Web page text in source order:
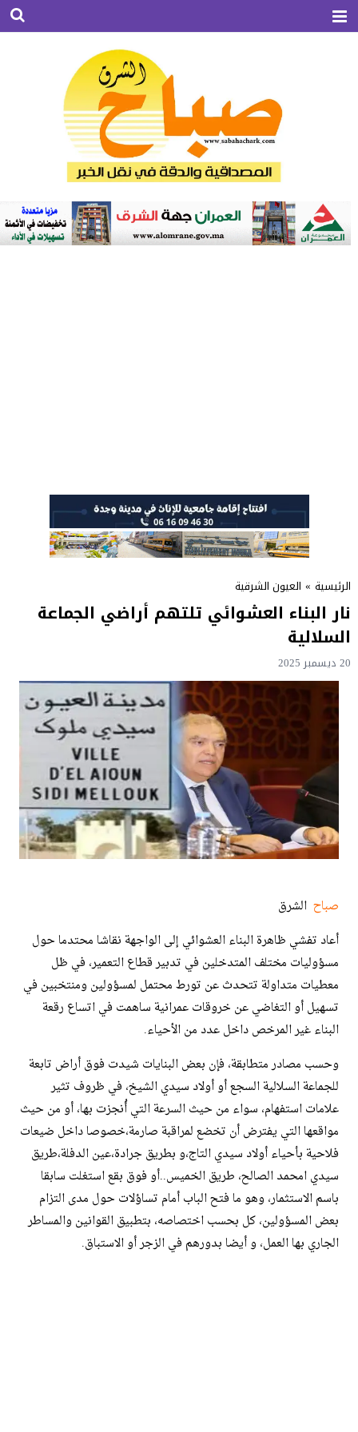
الرئيسية » العيون الشرقية
نار البناء العشوائي تلتهم أراضي الجماعة
السلالية
20 ديسمبر 2025
صباحالشرق
أعاد تفشي ظاهرة البناء العشوائي إلى الواجهة نقاشا محتدما حول
مسؤوليات مختلف المتدخلين في تدبير قطاع التعمير، في ظل
معطيات متداولة تتحدث عن تورط محتمل لمسؤولين ومنتخبين في
تسهيل أو التغاضي عن خروقات عمرانية ساهمت في اتساع رقعة
البناء غير المرخص داخل عدد من الأحياء.
وحسب مصادر متطابقة، فإن بعض البنايات شيدت فوق أراض تابعة
للجماعة السلالية السجع أو أولاد سيدي الشيخ، في ظروف تثير
علامات استفهام، سواء من حيث السرعة التي أُنجزت بها، أو من حيث
مواقعها التي يفترض أن تخضع لمراقبة صارمة،خصوصا داخل ضيعات
فلاحية بأحياء أولاد سيدي التاج،و بطريق جرادة،عين الدفلة،طريق
سيدي امحمد الصالح، طريق الخميس..أو فوق بقع استغلت سابقا
باسم الاستثمار، وهو ما فتح الباب أمام تساؤلات حول مدى التزام
بعض المسؤولين، كل بحسب اختصاصه، بتطبيق القوانين والمساطر
الجاري بها العمل، و أيضا بدورهم في الزجر أو الاستباق.